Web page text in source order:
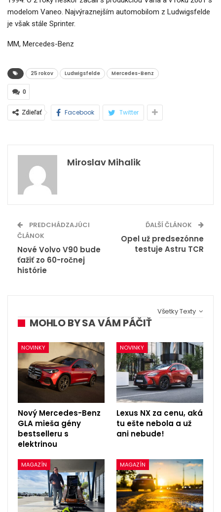
modelom Vaneo. Najvýraznejším automobilom z Ludwigsfelde
je však stále Sprinter.
MM, Mercedes-Benz
25 rokov Ludwigsfelde Mercedes-Benz
0
Zdieľať Facebook Twitter
Miroslav Mihalik
PREDCHÁDZAJÚCI
ČLÁNOK
Nové Volvo V90 bude
ťažiť zo 60-ročnej
histórie
ĎALŠÍ ČLÁNOK
Opel už predsezónne
testuje Astru TCR
Všetky Texty
MOHLO BY SA VÁM PÁČIŤ
NOVINKY
Nový Mercedes-Benz
GLA mieša gény
bestselleru s
elektrinou
NOVINKY
Lexus NX za cenu, aká
tu ešte nebola a už
ani nebude!
MAGAZÍN MAGAZÍN